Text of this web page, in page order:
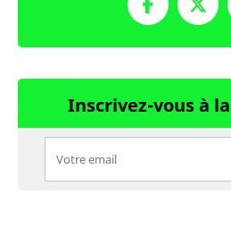
Inscrivez-vous à